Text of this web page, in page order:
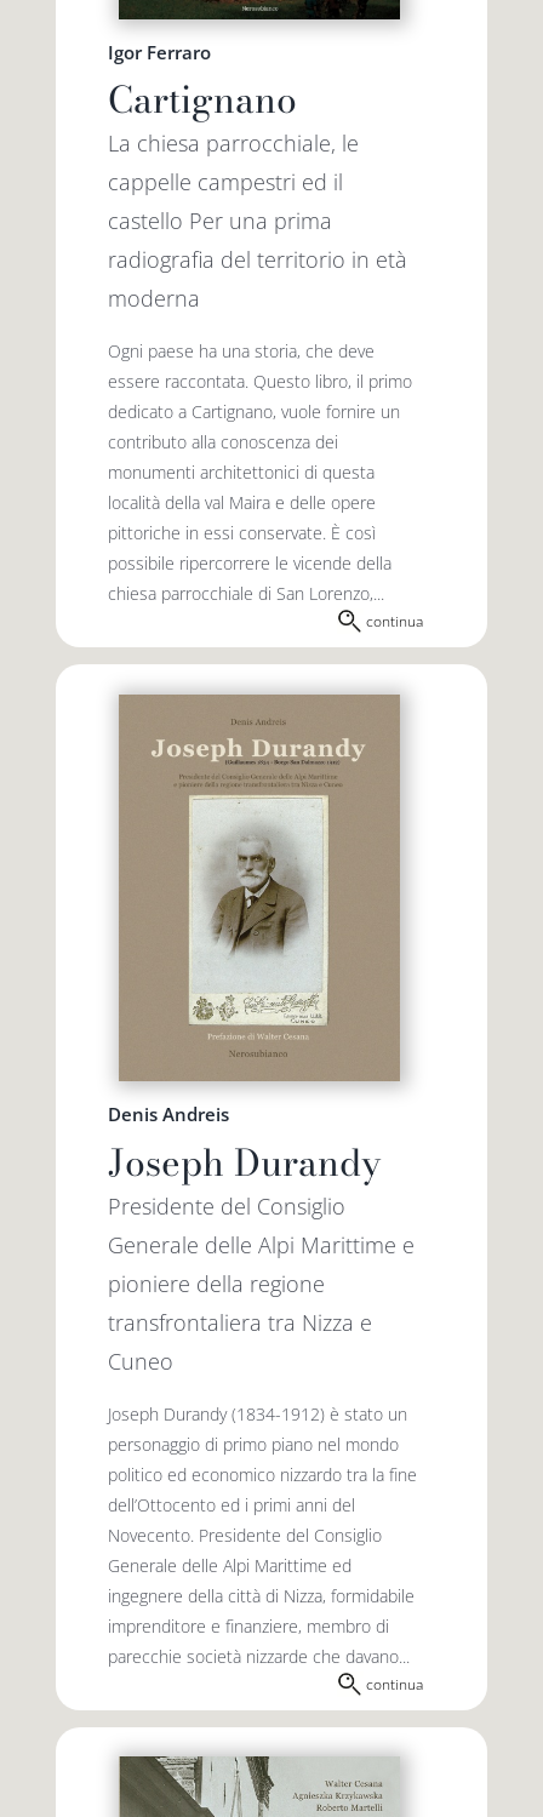
Igor Ferraro
Cartignano
La chiesa parrocchiale, le
cappelle campestri ed il
castello Per una prima
radiografia del territorio in età
moderna
Ogni paese ha una storia, che deve
essere raccontata. Questo libro, il primo
dedicato a Cartignano, vuole fornire un
contributo alla conoscenza dei
monumenti architettonici di questa
località della val Maira e delle opere
pittoriche in essi conservate. È così
possibile ripercorrere le vicende della
chiesa parrocchiale di San Lorenzo,...
continua
Denis Andreis
Joseph Durandy
Presidente del Consiglio
Generale delle Alpi Marittime e
pioniere della regione
transfrontaliera tra Nizza e
Cuneo
Joseph Durandy (1834-1912) è stato un
personaggio di primo piano nel mondo
politico ed economico nizzardo tra la fine
dell’Ottocento ed i primi anni del
Novecento. Presidente del Consiglio
Generale delle Alpi Marittime ed
ingegnere della città di Nizza, formidabile
imprenditore e finanziere, membro di
parecchie società nizzarde che davano...
continua